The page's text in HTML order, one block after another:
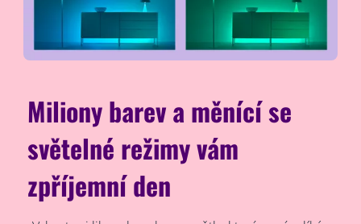
Miliony barev a měnící se
světelné režimy vám
zpříjemní den